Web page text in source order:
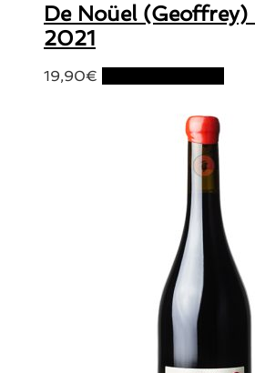
De Noüel (Geoffrey)
2021
19,90€